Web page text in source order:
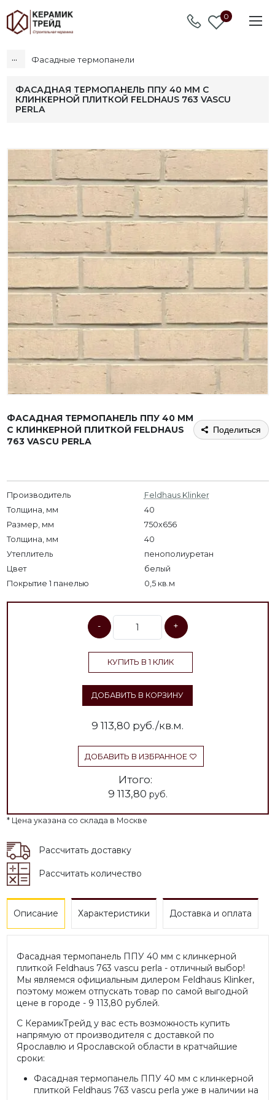
0
... Фасадные термопанели
ФАСАДНАЯ ТЕРМОПАНЕЛЬ ППУ 40 ММ С
КЛИНКЕРНОЙ ПЛИТКОЙ FELDHAUS 763 VASCU
PERLA
ФАСАДНАЯ ТЕРМОПАНЕЛЬ ППУ 40 ММ
С КЛИНКЕРНОЙ ПЛИТКОЙ FELDHAUS
763 VASCU PERLA
Поделиться
Производитель
Feldhaus Klinker
Толщина, мм
40
Размер, мм
750х656
Толщина, мм
40
Утеплитель
пенополиуретан
Цвет
белый
Покрытие 1 панелью
0,5 кв.м
- +
КУПИТЬ В 1 КЛИК
ДОБАВИТЬ В КОРЗИНУ
9 113,80 руб./кв.м.
ДОБАВИТЬ В ИЗБРАННОЕ
Итого:
9 113,80 руб.
* Цена указана со склада в Москве
Рассчитать доставку
Рассчитать количество
Описание Характеристики Доставка и оплата
Фасадная термопанель ППУ 40 мм с клинкерной
плиткой Feldhaus 763 vascu perla - отличный выбор!
Мы являемся официальным дилером Feldhaus Klinker,
поэтому можем отпускать товар по самой выгодной
цене в городе - 9 113,80 рублей.
С КерамикТрейд у вас есть возможность купить
напрямую от производителя с доставкой по
Ярославлю и Ярославской области в кратчайшие
сроки:
Фасадная термопанель ППУ 40 мм с клинкерной
плиткой Feldhaus 763 vascu perla уже в наличии на